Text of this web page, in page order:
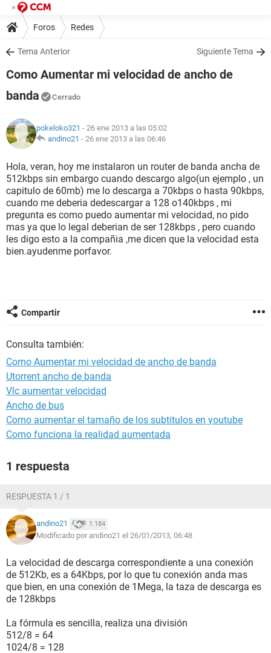
Foros Redes
Tema Anterior Siguiente Tema
Como Aumentar mi velocidad de ancho de
banda
Cerrado
pokeloko321 - 26 ene 2013 a las 05:02
andino21 - 26 ene 2013 a las 06:46
Hola, veran, hoy me instalaron un router de banda ancha de
512kbps sin embargo cuando descargo algo(un ejemplo , un
capitulo de 60mb) me lo descarga a 70kbps o hasta 90kbps,
cuando me deberia dedescargar a 128 o140kbps , mi
pregunta es como puedo aumentar mi velocidad, no pido
mas ya que lo legal deberian de ser 128kbps , pero cuando
les digo esto a la compañia ,me dicen que la velocidad esta
bien.ayudenme porfavor.
Compartir
Consulta también:
Como Aumentar mi velocidad de ancho de banda
Utorrent ancho de banda
Vlc aumentar velocidad
Ancho de bus
Como aumentar el tamaño de los subtitulos en youtube
Como funciona la realidad aumentada
1 respuesta
RESPUESTA 1 / 1
andino21 1.184
Modificado por andino21 el 26/01/2013, 06:48
La velocidad de descarga correspondiente a una conexión
de 512Kb, es a 64Kbps, por lo que tu conexión anda mas
que bien, en una conexión de 1Mega, la taza de descarga es
de 128kbps
La fórmula es sencilla, realiza una división
512/8 = 64
1024/8 = 128